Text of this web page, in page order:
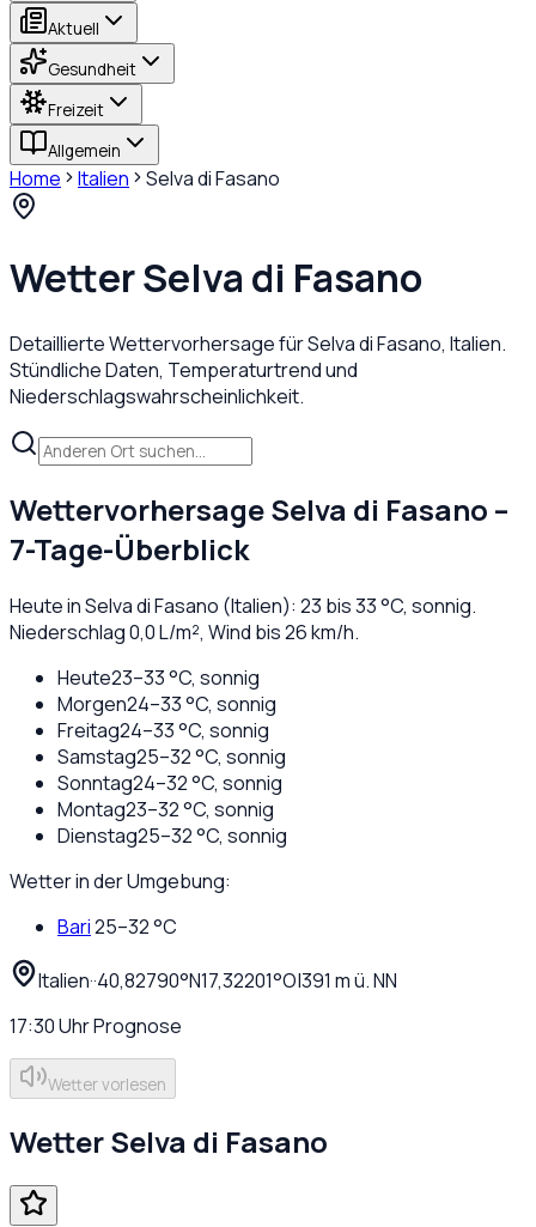
Aktuell
Gesundheit
Freizeit
Allgemein
Home Italien Selva di Fasano
WetterSelva di Fasano
Detaillierte Wettervorhersage fürSelva di Fasano, Italien.
Stündliche Daten, Temperaturtrend und
Niederschlagswahrscheinlichkeit.
WettervorhersageSelva di Fasano –
7-Tage-Überblick
Heute inSelva di Fasano (Italien): 23 bis33°C, sonnig.
Niederschlag0,0L/m², Wind bis26km/h.
Heute23–33°C, sonnig
Morgen24–33°C, sonnig
Freitag24–33°C, sonnig
Samstag25–32°C, sonnig
Sonntag24–32°C, sonnig
Montag23–32°C, sonnig
Dienstag25–32°C, sonnig
Wetter in der Umgebung:
Bari25–32°C
Italien··40,82790°N17,32201°O|391 m ü. NN
17:30UhrPrognose
Wetter vorlesen
WetterSelva di Fasano